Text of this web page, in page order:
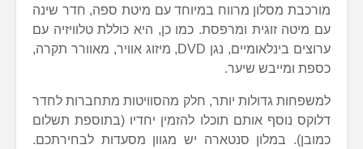
מורכבת מסלון מרווח במיוחד עם מיטת ספה, חדר שינה
עם מיטה זוגית ומרפסת. כמו כן, היא כוללת טלוויזיה עם
ערוצים בינלאומיים, נגן DVD, מיזוג אוויר, מאוורר תקרה,
כספת ומייבש שיער.
למשפחות גדולות יותר, חלק מהסוויטות מתחברות לחדר
דלוקס נוסף אותם תוכלו להזמין יחדיו (בתוספת תשלום
כמובן). במלון סנטארה יש מגוון מסעדות לבחירתכם.